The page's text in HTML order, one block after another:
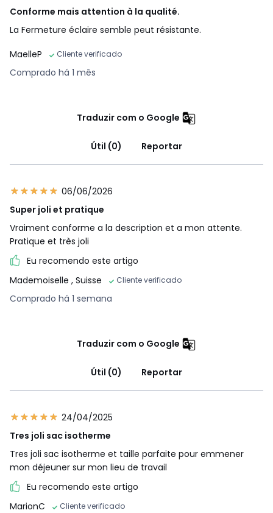
Conforme mais attention à la qualité.
La Fermeture éclaire semble peut résistante.
MaelleP
Cliente verificado
Comprado há 1 mês
Traduzir com o Google
Útil (0) Reportar
06/06/2026
Super joli et pratique
Vraiment conforme a la description et a mon attente.
Pratique et très joli
Eu recomendo este artigo
Mademoiselle , Suisse Cliente verificado
Comprado há 1 semana
Traduzir com o Google
Útil (0) Reportar
24/04/2025
Tres joli sac isotherme
Tres joli sac isotherme et taille parfaite pour emmener
mon déjeuner sur mon lieu de travail
Eu recomendo este artigo
MarionC
Cliente verificado